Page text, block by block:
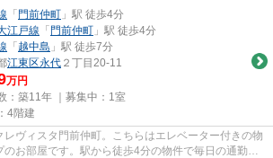
「 門前仲町 」駅 徒歩4分
江戸線 「 門前仲町 」駅 徒歩4分
「 越中島 」駅 徒歩7分
江東区永代 ２丁目20-11
万円
：築11年 ｜募集中： 1室
4階建
ヴィスタ門前仲町。こちらはエレベーター付きの物
お部屋です。駅から徒歩4分の物件で毎日の通勤・